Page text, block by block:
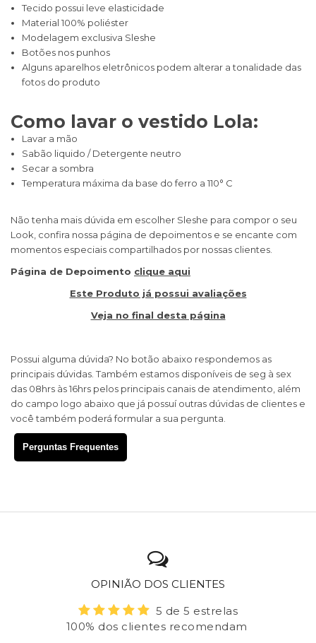
Tecido possui leve elasticidade
Material 100% poliéster
Modelagem exclusiva Sleshe
Botões nos punhos
Alguns aparelhos eletrônicos podem alterar a tonalidade das
fotos do produto
Como lavar o vestido Lola:
Lavar a mão
Sabão liquido / Detergente neutro
Secar a sombra
Temperatura máxima da base do ferro a 110° C
Não tenha mais dúvida em escolher Sleshe para compor o seu
Look, confira nossa página de depoimentos e se encante com
momentos especiais compartilhados por nossas clientes.
Página de Depoimento clique aqui
Este Produto já possui avaliações
Veja no final desta página
Possui alguma dúvida? No botão abaixo respondemos as
principais dúvidas. Também estamos disponíveis de seg à sex
das 08hrs às 16hrs pelos principais canais de atendimento, além
do campo logo abaixo que já possuí outras dúvidas de clientes e
você também poderá formular a sua pergunta.
Perguntas Frequentes
OPINIÃO DOS CLIENTES
5 de 5 estrelas
100% dos clientes recomendam